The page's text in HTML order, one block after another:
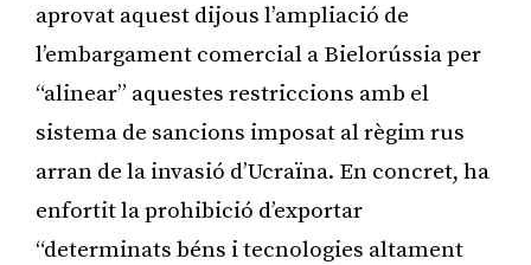
aprovat aquest dijous l’ampliació de
l’embargament comercial a Bielorússia per
“alinear” aquestes restriccions amb el
sistema de sancions imposat al règim rus
arran de la invasió d’Ucraïna. En concret, ha
enfortit la prohibició d’exportar
“determinats béns i tecnologies altament